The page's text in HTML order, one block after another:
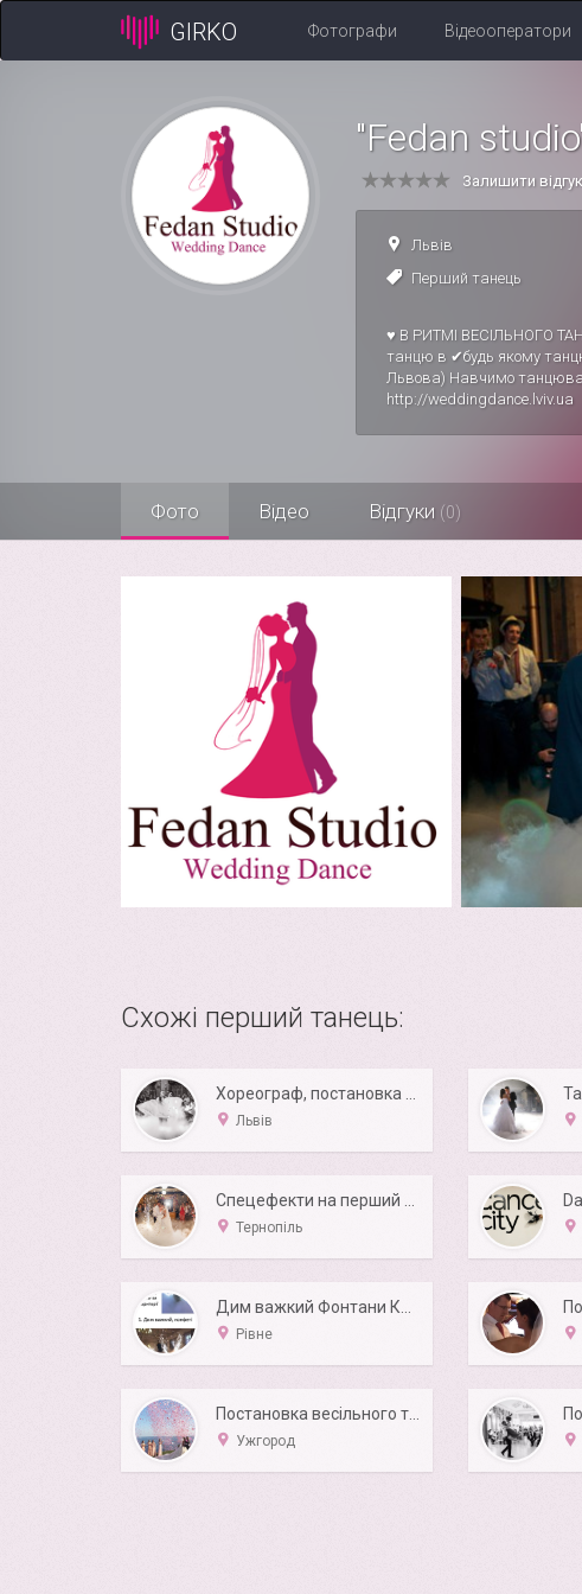
GIRKO Фотографи Відеооператори
"Fedan
Залишити відгук
Львів
Перший танець
♥ В РИТМІ ВЕСІЛЬНОГО
танцю в ✔будь якому
Львова) Навчимо
http://weddingdance.lviv.ua
Фото Відео Відгуки (0)
Схожі перший танець:
Львів
Тернопіль
Рівне
Ужгород